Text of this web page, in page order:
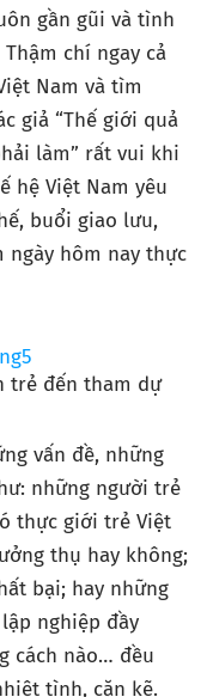
gần gũi và tình
chí ngay cả
Nam và tìm
giả “Thế giới quả
làm” rất vui khi
hệ Việt Nam yêu
buổi giao lưu,
ngày hôm nay thực
trẻ đến tham dự
vấn đề, những
những người trẻ
thực giới trẻ Việt
thụ hay không;
bại; hay những
nghiệp đầy
cách nào… đều
tình, cặn kẽ.